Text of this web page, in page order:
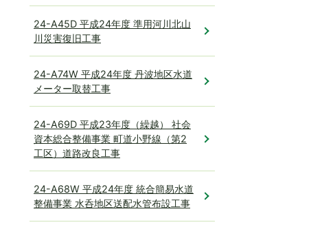
24-A45D 平成24年度 準用河川北山
川災害復旧工事
24-A74W 平成24年度 丹波地区水道
メーター取替工事
24-A69D 平成23年度（繰越） 社会
資本総合整備事業 町道小野線（第2
工区）道路改良工事
24-A68W 平成24年度 統合簡易水道
整備事業 水呑地区送配水管布設工事